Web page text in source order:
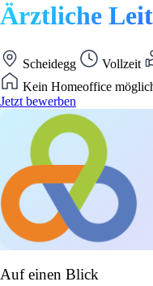
Ärztliche
Scheidegg Vollzeit
Kein Homeoffice
Jetzt bewerben
Auf einen Blick